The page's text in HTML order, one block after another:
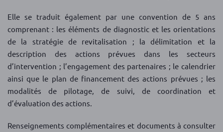
Elle se traduit également par une convention de 5 ans
comprenant : les éléments de diagnostic et les orientations
de la stratégie de revitalisation ; la délimitation et la
description des actions prévues dans les secteurs
d’intervention ; l’engagement des partenaires ; le calendrier
ainsi que le plan de financement des actions prévues ; les
modalités de pilotage, de suivi, de coordination et
d’évaluation des actions.
Renseignements complémentaires et documents à consulter